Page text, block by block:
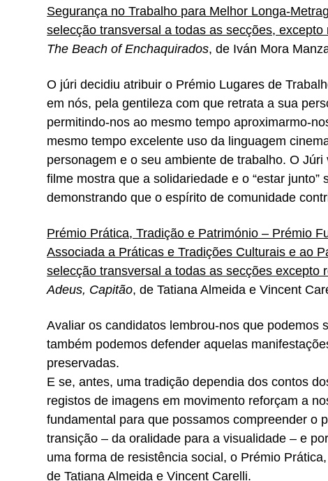
Segurança no Trabalho para Melhor Longa-
selecção transversal a todas as secções,
The Beach of Enchaquirados, de Iván Mora
O júri decidiu atribuir o Prémio Lugares de
em nós, pela gentileza com que retrata a sua
permitindo-nos ao mesmo tempo aproximarmo-
mesmo tempo excelente uso da linguagem
personagem e o seu ambiente de trabalho. O
filme mostra que a solidariedade e o “estar
demonstrando que o espírito de comunidade
Prémio Prática, Tradição e Património – Prémio
Associada a Práticas e Tradições Culturais e ao
selecção transversal a todas as secções excepto
Adeus, Capitão, de Tatiana Almeida e Vincent
Avaliar os candidatos lembrou-nos que podemos
também podemos defender aquelas
preservadas.
E se, antes, uma tradição dependia dos contos
registos de imagens em movimento reforçam a
fundamental para que possamos compreender o
transição – da oralidade para a visualidade – e
uma forma de resistência social, o Prémio
de Tatiana Almeida e Vincent Carelli.